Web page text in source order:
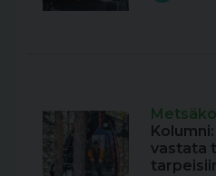
vastata